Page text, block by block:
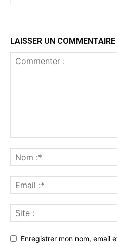
LAISSER UN COMMENTAIRE
Enregistrer mon nom, email